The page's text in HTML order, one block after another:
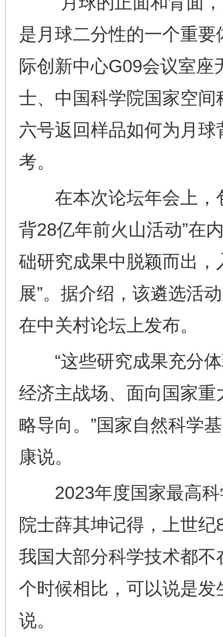
是月球二分性的一个重
际创新中心G09会议室
士、中国科学院国家空
六号返回样品如何为月
考。
在本次论坛年会上，
背28亿年前火山活动”在
础研究成果中脱颖而出，
展”。据介绍，该遴选活
在中关村论坛上发布。
“这些研究成果充分体
经济主战场、面向国家
略导向。”国家自然科学
康说。
2023年度国家最高科
院士薛其坤记得，上世
我国大部分科学技术都不
个时候相比，可以说是发
说。